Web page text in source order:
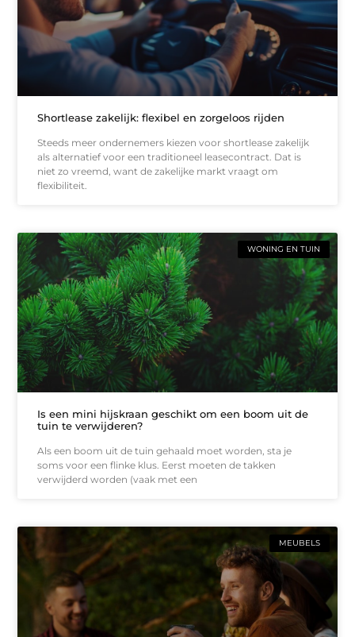
Shortlease zakelijk: flexibel en zorgeloos rijden
Steeds meer ondernemers kiezen voor shortlease zakelijk
als alternatief voor een traditioneel leasecontract. Dat is
niet zo vreemd, want de zakelijke markt vraagt om
flexibiliteit.
WONING EN TUIN
Is een mini hijskraan geschikt om een boom uit de
tuin te verwijderen?
Als een boom uit de tuin gehaald moet worden, sta je
soms voor een flinke klus. Eerst moeten de takken
verwijderd worden (vaak met een
MEUBELS